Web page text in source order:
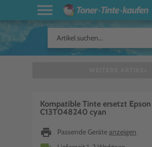
Artikel suchen...
Kompatible Tinte ersetzt Epson
C13T048240 cyan
print Passende Geräteanzeigen